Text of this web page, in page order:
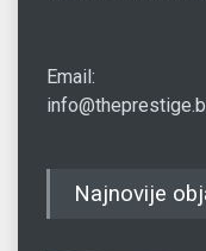
Email:
Najnovije